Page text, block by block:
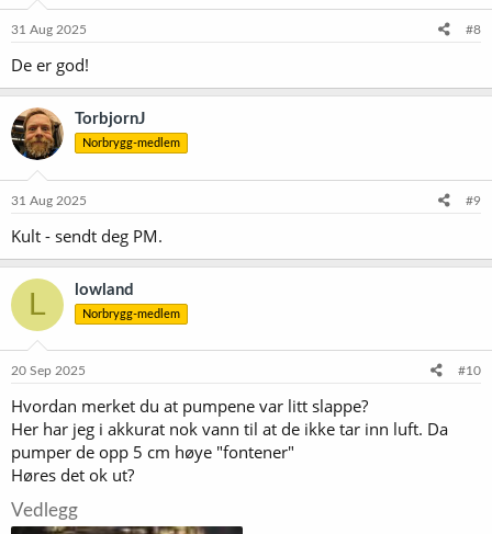
e
:
31 Aug 2025 #8
De er god!
TorbjornJ
Norbrygg-medlem
31 Aug 2025 #9
Kult - sendt deg PM.
L lowland
Norbrygg-medlem
20 Sep 2025 #10
Hvordan merket du at pumpene var litt slappe?
Her har jeg i akkurat nok vann til at de ikke tar inn luft. Da
pumper de opp 5 cm høye "fontener"
Høres det ok ut?
Vedlegg